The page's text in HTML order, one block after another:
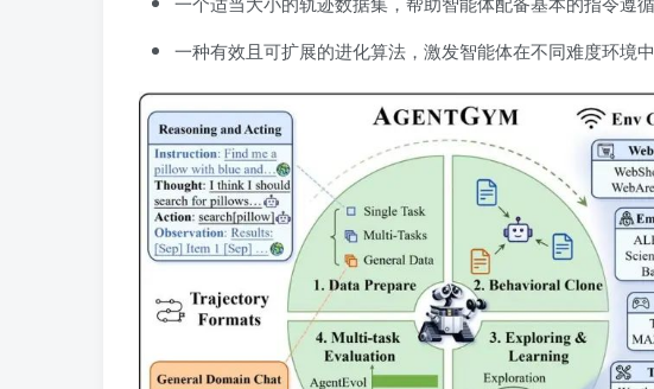
一种有效且可扩展的进化算法，激发智能体在不同难度环境中